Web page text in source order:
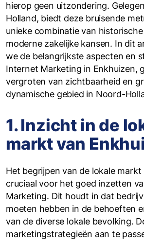
hierop geen uitzondering.
Holland, biedt deze bruisende
unieke combinatie van
moderne zakelijke kansen. In dit
we de belangrijkste aspecten en
Internet Marketing in Enkhuizen,
vergroten van zichtbaarheid en
dynamische gebied in Noord-
1. Inzicht in de
markt van
Het begrijpen van de lokale markt
cruciaal voor het goed inzetten
Marketing. Dit houdt in dat
moeten hebben in de behoeften
van de diverse lokale bevolking.
marketingstrategieën aan te